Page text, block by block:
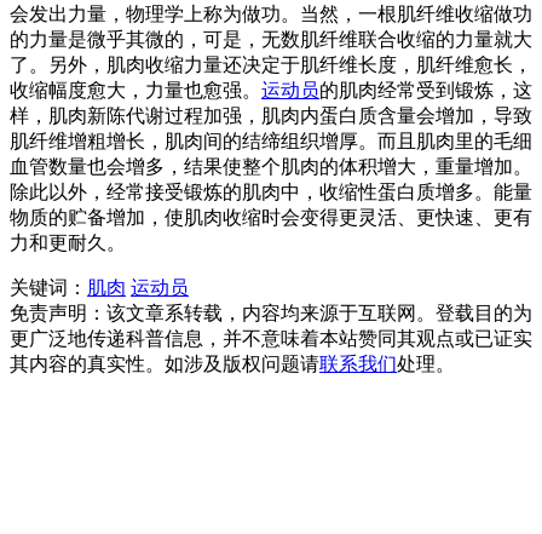
会发出力量，物理学上称为做功。当然，一根肌纤维收缩做功
的力量是微乎其微的，可是，无数肌纤维联合收缩的力量就大
了。另外，肌肉收缩力量还决定于肌纤维长度，肌纤维愈长，
收缩幅度愈大，力量也愈强。 运动员的肌肉经常受到锻炼，这
样，肌肉新陈代谢过程加强，肌肉内蛋白质含量会增加，导致
肌纤维增粗增长，肌肉间的结缔组织增厚。而且肌肉里的毛细
血管数量也会增多，结果使整个肌肉的体积增大，重量增加。
除此以外，经常接受锻炼的肌肉中，收缩性蛋白质增多。能量
物质的贮备增加，使肌肉收缩时会变得更灵活、更快速、更有
力和更耐久。
关键词： 肌肉 运动员
免责声明：该文章系转载，内容均来源于互联网。登载目的为
更广泛地传递科普信息，并不意味着本站赞同其观点或已证实
其内容的真实性。如涉及版权问题请联系我们处理。